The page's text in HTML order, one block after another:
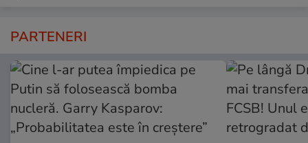
PARTENERI